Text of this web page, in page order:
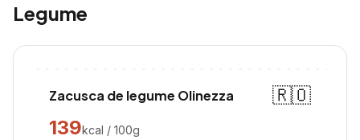
Legume
Zacusca de legume Olinezza
🇷🇴
139kcal / 100g